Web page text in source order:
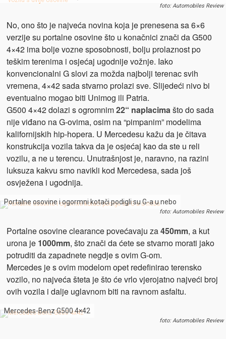
foto: Automobiles Review
No, ono što je najveća novina koja je prenesena sa 6×6
verzije su portalne osovine što u konačnici znači da G500
4×42 ima bolje vozne sposobnosti, bolju prolaznost po
teškim terenima i osjećaj ugodnije vožnje. Iako
konvencionalni G slovi za možda najbolji terenac svih
vremena, 4×42 sada stvarno prolazi sve. Slijedeći nivo bi
eventualno mogao biti Unimog ili Patria.
G500 4×42 dolazi s ogromnim22“ naplacimašto do sada
nije viđano na G-ovima, osim na “pimpanim” modelima
kalifornijskih hip-hopera. U Mercedesu kažu da je čitava
konstrukcija vozila takva da je osjećaj kao da ste u reli
vozilu, a ne u terencu. Unutrašnjost je, naravno, na razini
luksuza kakvu smo navikli kod Mercedesa, sada još
osvježena i ugodnija.
Portalne osovine i ogormni kotači podigli su G-a u nebo
foto: Automobiles Review
Portalne osovine clearance povećavaju za450mm, a kut
urona je 1000mm, što znači da ćete se stvarno morati jako
potruditi da zapadnete negdje s ovim G-om.
Mercedes je s ovim modelom opet redefinirao terensko
vozilo, no najveća šteta je što će vrlo vjerojatno najveći broj
ovih vozila i dalje uglavnom biti na ravnom asfaltu.
Mercedes-Benz G500 4×42
foto: Automobiles Review